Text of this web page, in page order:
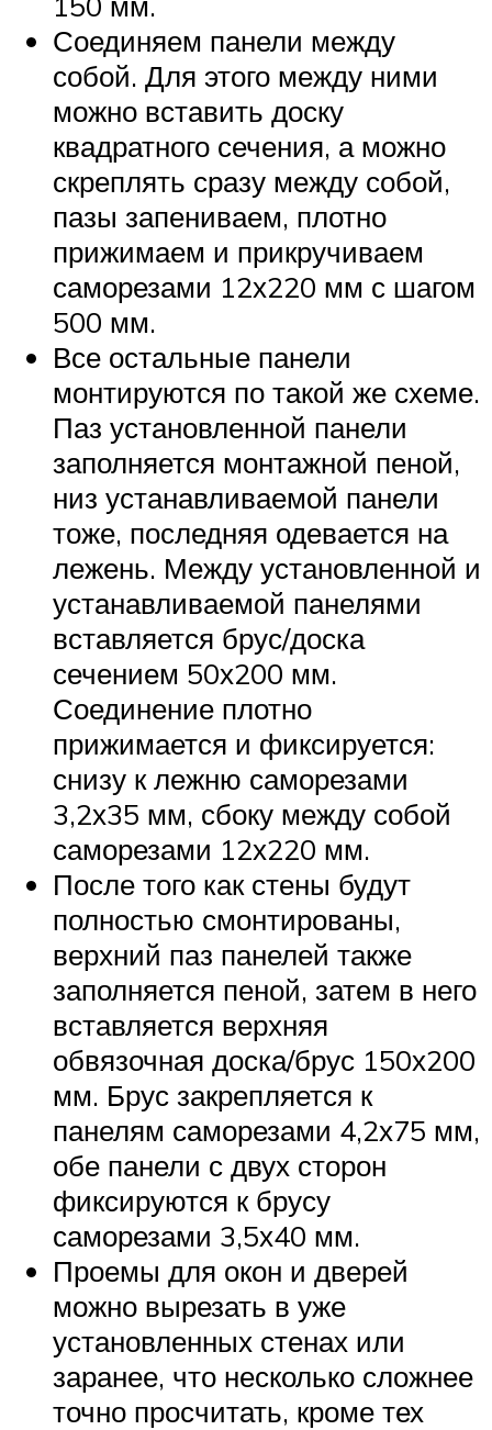
Соединяем панели между
собой. Для этого между ними
можно вставить доску
квадратного сечения, а можно
скреплять сразу между собой,
пазы запениваем, плотно
прижимаем и прикручиваем
саморезами 12х220 мм с шагом
500 мм.
Все остальные панели
монтируются по такой же схеме.
Паз установленной панели
заполняется монтажной пеной,
низ устанавливаемой панели
тоже, последняя одевается на
лежень. Между установленной и
устанавливаемой панелями
вставляется брус/доска
сечением 50х200 мм.
Соединение плотно
прижимается и фиксируется:
снизу к лежню саморезами
3,2х35 мм, сбоку между собой
саморезами 12х220 мм.
После того как стены будут
полностью смонтированы,
верхний паз панелей также
заполняется пеной, затем в него
вставляется верхняя
обвязочная доска/брус 150х200
мм. Брус закрепляется к
панелям саморезами 4,2х75 мм,
обе панели с двух сторон
фиксируются к брусу
саморезами 3,5х40 мм.
Проемы для окон и дверей
можно вырезать в уже
установленных стенах или
заранее, что несколько сложнее
точно просчитать, кроме тех